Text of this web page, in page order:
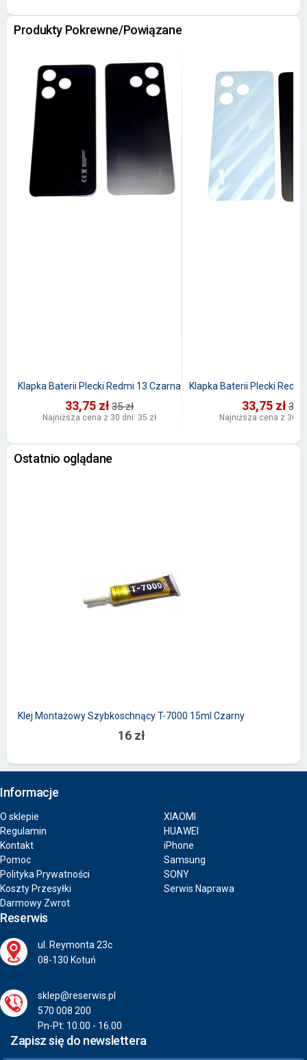
Produkty Pokrewne/Powiązane
Klapka Baterii Plecki Redmi 13 Czarna
33,75 zł35 zł
Najniższa cena z 30 dni: 35 zł
Klapka Baterii Plecki
33,75 zł35
Najniższa cena z 30
Ostatnio oglądane
Klej Montażowy Szybkoschnący T-7000 15ml Czarny
16 zł
Informacje
O sklepie
Regulamin
Kontakt
Pomoc
Polityka Prywatności
Koszty Przesyłki
Darmowy Zwrot
XIAOMI
HUAWEI
iPhone
Samsung
SONY
Serwis Naprawa
Reserwis
ul. Reymonta 23c
08-130 Kotuń
sklep@reserwis.pl
570 008 200
Pn-Pt: 10.00 - 16.00
Zapisz się do newslettera